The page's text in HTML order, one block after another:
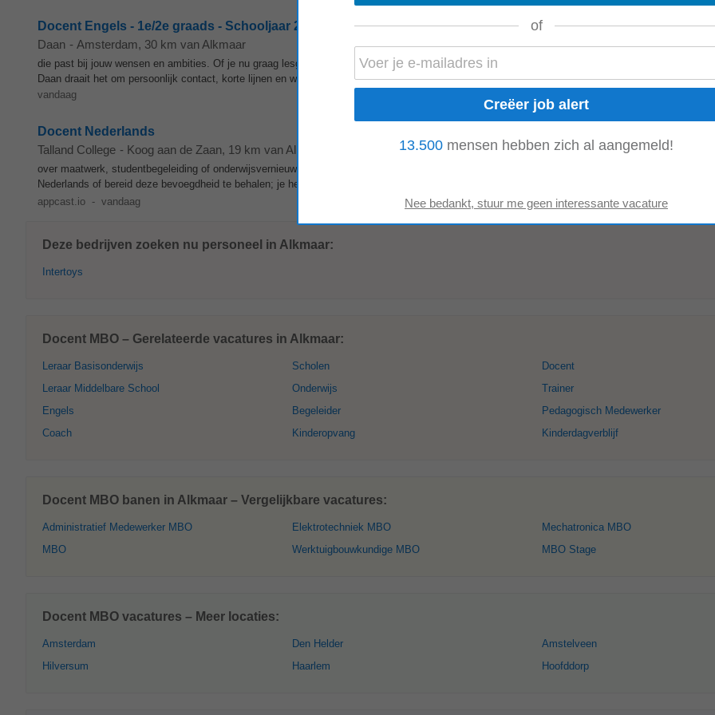
Docent Engels - 1e/2e graads - Schooljaar 2026/2027
Daan - Amsterdam, 30 km van Alkmaar
die past bij jouw wensen en ambities. Of je nu graag lesgeeft op een vmbo, havo/vwo of mbo, wij kijken samen welke omgeving het beste bij jou
Daan draait het om persoonlijk contact, korte lijnen en werkplezier. Wij geloven dat eendocent...
vandaag
Docent Nederlands
Talland College - Koog aan de Zaan, 19 km van Alkmaar
over maatwerk, studentbegeleiding of onderwijsvernieuwing? Dan krijg je bij ons alle ruimte om daar een bijdrage aan te leveren. je bent een
Nederlands of bereid deze bevoegdheid te behalen; je hebt ervaring met lesgeven en affiniteit met
appcast.io - vandaag
Deze bedrijven zoeken nu personeel in Alkmaar:
Intertoys
Docent MBO – Gerelateerde vacatures in Alkmaar:
Leraar Basisonderwijs
Leraar Middelbare School
Engels
Coach
Scholen
Onderwijs
Begeleider
Kinderopvang
Docent
Trainer
Pedagogisch Medewerker
Kinderdagverblijf
Docent MBO banen in Alkmaar – Vergelijkbare vacatures:
Administratief Medewerker MBO
MBO
Elektrotechniek MBO
Werktuigbouwkundige MBO
Mechatronica MBO
MBO Stage
Docent MBO vacatures – Meer locaties:
Amsterdam
Hilversum
Den Helder
Haarlem
Amstelveen
Hoofddorp
of
13.500 mensen hebben zich al aangemeld!